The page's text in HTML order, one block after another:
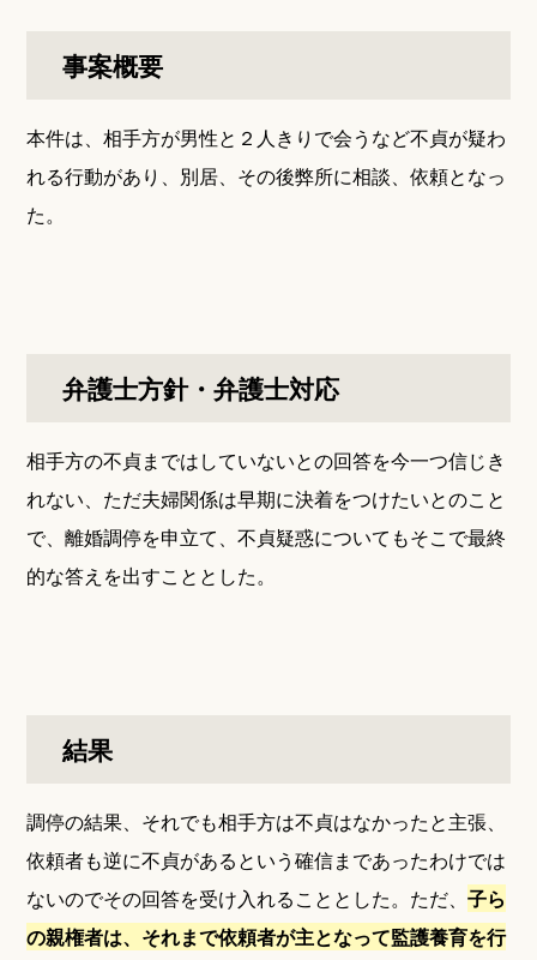
事案概要
本件は、相手方が男性と２人きりで会うなど不貞が疑わ
れる行動があり、別居、その後弊所に相談、依頼となっ
た。
弁護士方針・弁護士対応
相手方の不貞まではしていないとの回答を今一つ信じき
れない、ただ夫婦関係は早期に決着をつけたいとのこと
で、離婚調停を申立て、不貞疑惑についてもそこで最終
的な答えを出すこととした。
結果
調停の結果、それでも相手方は不貞はなかったと主張、
依頼者も逆に不貞があるという確信まであったわけでは
ないのでその回答を受け入れることとした。ただ、子ら
の親権者は、それまで依頼者が主となって監護養育を行